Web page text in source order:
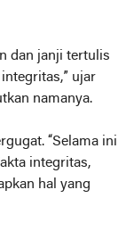
dan janji tertulis
ujar
namanya.
“Selama ini
integritas,
hal yang